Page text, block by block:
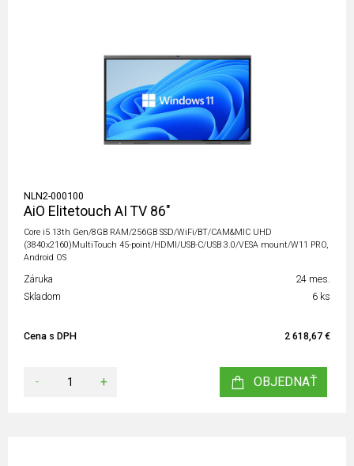
NLN2-000100
AiO Elitetouch AI TV 86"
Core i5 13th Gen/8GB RAM/256GB SSD/WiFi/BT/CAM&MIC UHD
(3840x2160)MultiTouch 45-point/HDMI/USB-C/USB 3.0/VESA mount/W11 PRO,
Android OS
Záruka
24 mes.
Skladom
6 ks
Cena s DPH 2 618,67 €
- + OBJEDNAŤ